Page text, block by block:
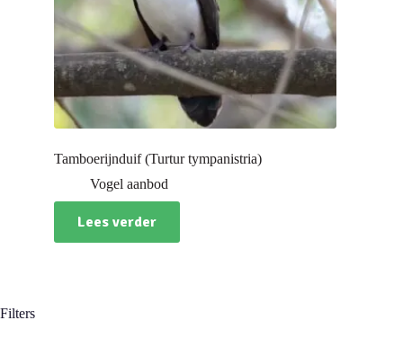
Tamboerijnduif (Turtur tympanistria)
Vogel aanbod
Lees verder
Filters